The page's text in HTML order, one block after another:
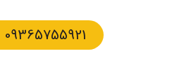
09365755921